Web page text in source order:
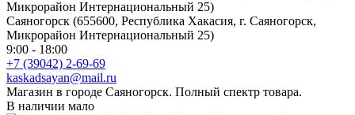
Саяногорск (655600, Республика Хакасия, г. Саяногорск,
Микрорайон Интернациональный 25)
9:00 - 18:00
+7 (39042) 2-69-69
kaskadsayan@mail.ru
Магазин в городе Саяногорск. Полный спектр товара.
В наличии мало